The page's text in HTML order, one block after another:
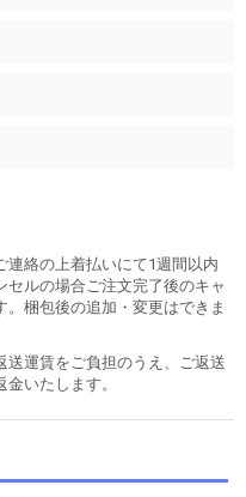
絡の上着払いにて1週間以内
ルの場合ご注文完了後のキャ
梱包後の追加・変更はできま
運賃をご負担のうえ、ご返送
いたします。